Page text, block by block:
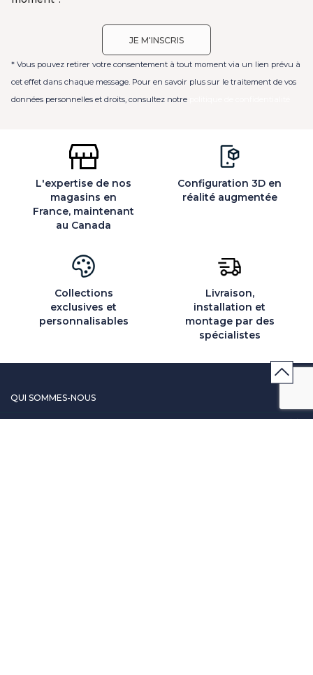
* Vous pouvez retirer votre consentement à tout moment via un lien prévu à
cet effet dans chaque message. Pour en savoir plus sur le traitement de vos
données personnelles et droits, consultez notre
L'expertise de nos
magasins en
France, maintenant
au Canada
Configuration 3D en
réalité augmentée
Collections
exclusives et
personnalisables
Livraison,
installation et
montage par des
spécialistes
QUI SOMMES-NOUS